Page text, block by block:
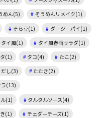
めん(5)
そうめんリメイク(1)
そら豆(1)
ダージーパイ(1)
タイ風(1)
タイ風春雨サラダ(1)
(1) タコ(4)
たこ(2)
だし(3)
たたき(2)
ラ(13)
(1)
タルタルソース(4)
(1)
チェダーチーズ(1)